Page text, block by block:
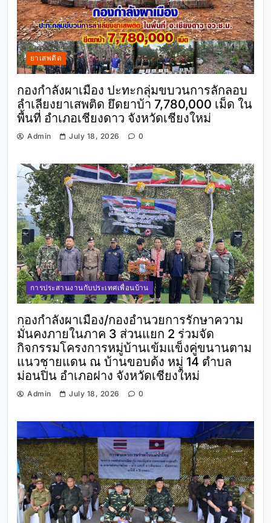
ยาเสพติด
กองกำลังผาเมือง ปะทะกลุ่มขบวนการลักลอบ
ลำเลียงยาเสพติด ยึดยาบ้า 7,780,000 เม็ด ใน
พื้นที่ อำเภอเชียงดาว จังหวัดเชียงใหม่
Admin July 18, 2026 0
การประสานงานกับประเทศเพื่อนบ้าน
กองกำลังผาเมือง/กองอำนวยการรักษาความ
มั่นคงภายในภาค 3 ส่วนแยก 2 ร่วมจัด
กิจกรรมโครงการหมู่บ้านเข้มแข็งคู่ขนานตาม
แนวชายแดน ณ บ้านขอบด้ง หมู่ 14 ตำบล
ม่อนปิ่น อำเภอฝาง จังหวัดเชียงใหม่
Admin July 18, 2026 0